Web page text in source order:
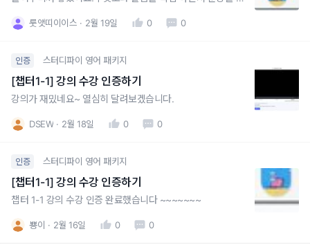
룻앳띠이이스 2월 19일 0 0
인증 스터디파이 영어 패키지
[챕터1-1] 강의 수강 인증하기
강의가 재밌네요~ 열심히 달려보겠습니다.
DSEW 2월 18일 0 0
인증 스터디파이 영어 패키지
[챕터1-1] 강의 수강 인증하기
챕터 1-1 강의 수강 인증 완료했습니다 ~~~~~~~
뿅이 2월 16일 0 0